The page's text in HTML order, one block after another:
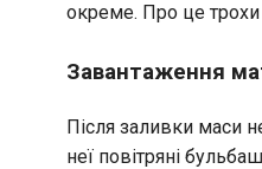
окреме. Про це
Завантаження
Після заливки маси
неї повітряні